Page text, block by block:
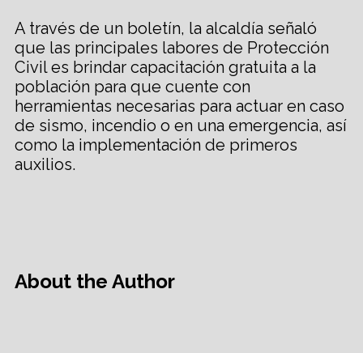
A través de un boletín, la alcaldía señaló
que las principales labores de Protección
Civil es brindar capacitación gratuita a la
población para que cuente con
herramientas necesarias para actuar en caso
de sismo, incendio o en una emergencia, así
como la implementación de primeros
auxilios.
About the Author